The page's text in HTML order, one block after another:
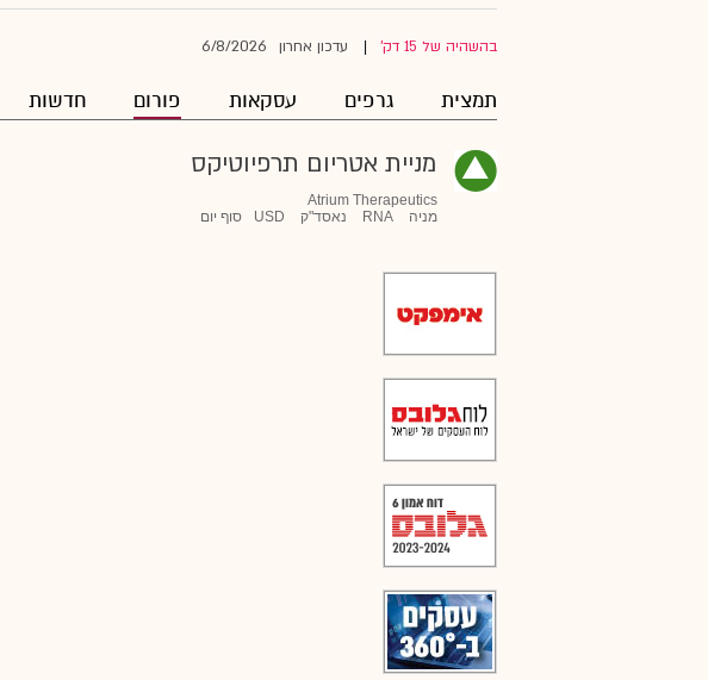
בהשהיה של 15 דק' עדכון אחרון 6/8/2026
תמצית גרפים עסקאות פורום חדשות
מניית אטריום תרפיוטיקס
Atrium Therapeutics
מניה
RNA נאסד"ק USD סוף יום